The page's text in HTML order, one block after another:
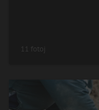
11 fotoj